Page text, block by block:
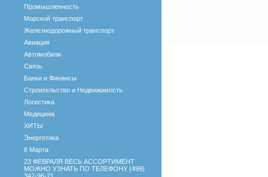
Промышленность
Морской транспорт
Железнодорожный транспорт
Авиация
Автомобили
Связь
Банки и Финансы
Строительство и Недвижимость
Логистика
Медицина
ХИТЫ
Энергетика
8 Марта
23 ФЕВРАЛЯ ВЕСЬ АССОРТИМЕНТ
МОЖНО УЗНАТЬ ПО ТЕЛЕФОНУ (499)